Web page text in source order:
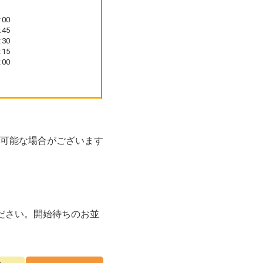
能な場合がございます
さい。開始待ちのお並